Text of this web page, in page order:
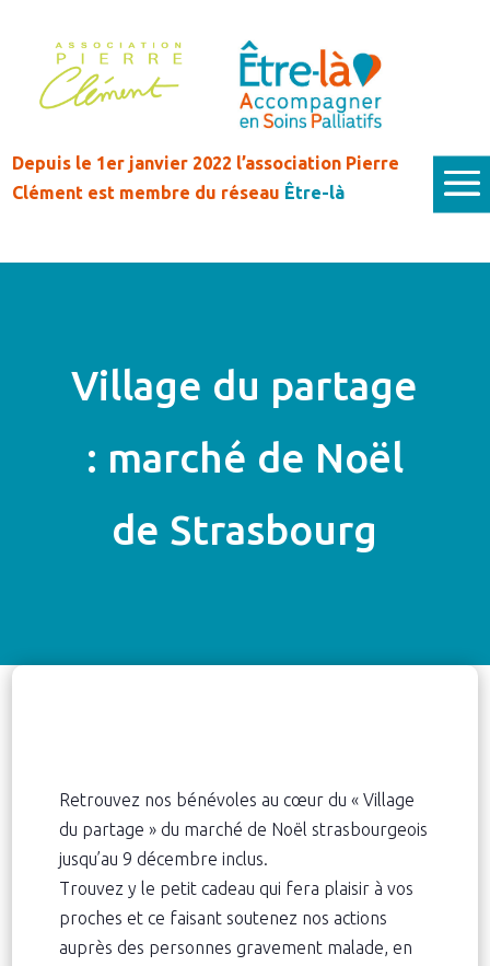
Depuis le 1er janvier 2022 l’association Pierre
Clément est membre du réseau Être-là
Village du partage
: marché de Noël
de Strasbourg
Retrouvez nos bénévoles au cœur du « Village
du partage » du marché de Noël strasbourgeois
jusqu’au 9 décembre inclus.
Trouvez y le petit cadeau qui fera plaisir à vos
proches et ce faisant soutenez nos actions
auprès des personnes gravement malade, en